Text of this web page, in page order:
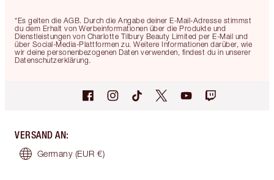
*Es gelten die AGB. Durch die Angabe deiner E-Mail-Adresse stimmst
du dem Erhalt von Werbeinformationen über die Produkte und
Dienstleistungen von Charlotte Tilbury Beauty Limited per E-Mail und
über Social-Media-Plattformen zu. Weitere Informationen darüber, wie
wir deine personenbezogenen Daten verwenden, findest du in unserer
Datenschutzerklärung.
VERSAND AN:
Germany (EUR €)